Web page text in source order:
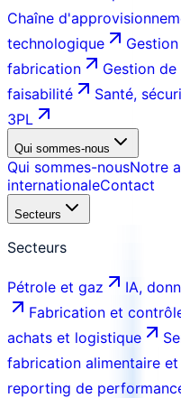
Chaîne
technologique
fabrication
Gestion
faisabilité
Santé,
3PL
Qui sommes-nous
Qui sommes-nousNotre
internationaleContact
Secteurs
Secteurs
Pétrole et gaz
IA,
Fabrication et
achats et logistique
fabrication alimentaire
reporting de